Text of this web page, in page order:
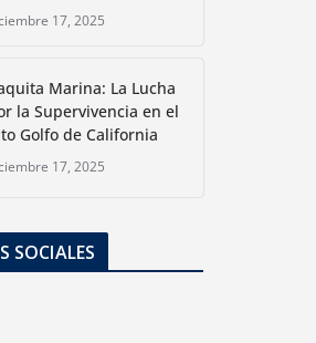
17, 2025
Marina: La Lucha
la Supervivencia en el
Golfo de California
17, 2025
SOCIALES